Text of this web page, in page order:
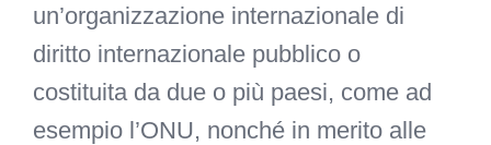
un’organizzazione internazionale di
diritto internazionale pubblico o
costituita da due o più paesi, come ad
esempio l’ONU, nonché in merito alle